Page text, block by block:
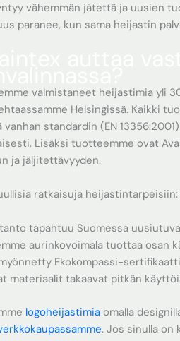
vähemmän jätettä ja uusien
paranee, kun sama heijastin
valmistaneet heijastimia yli
Helsingissä. Kaikki
standardin (EN
Lisäksi tuotteemme ovat
ja jäljitettävyyden.
ratkaisuja heijastintarpeisiin:
tapahtuu Suomessa
aurinkovoimala tuottaa osan
Ekokompassi-
materiaalit takaavat pitkän
logoheijastimia omalla
. Jos sinulla on